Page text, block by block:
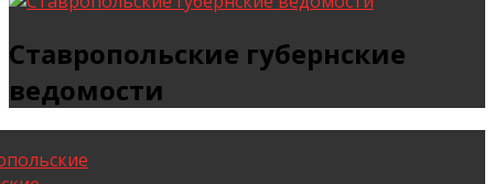
Ставропольские губернские
ведомости